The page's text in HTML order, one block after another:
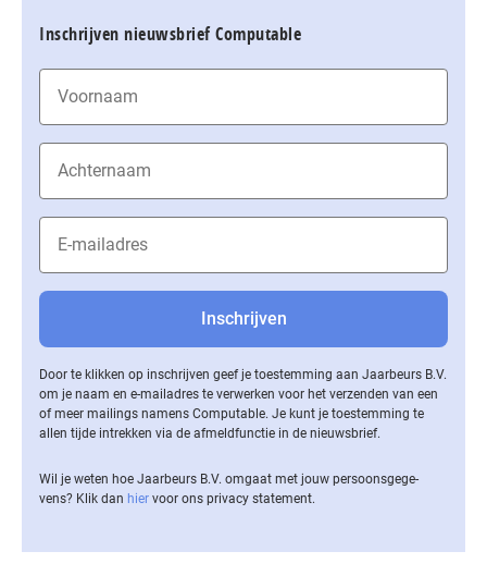
Inschrijven nieuwsbrief Computable
Door te klikken op inschrijven geef je toestemming aan Jaarbeurs B.V.
om je naam en e-mailadres te verwerken voor het verzenden van een
of meer mailings namens Computable. Je kunt je toestemming te
allen tijde intrekken via de af­meld­func­tie in de nieuwsbrief.
Wil je weten hoe Jaarbeurs B.V. omgaat met jouw per­soons­ge­ge­
vens? Klik dan hier voor ons privacy statement.